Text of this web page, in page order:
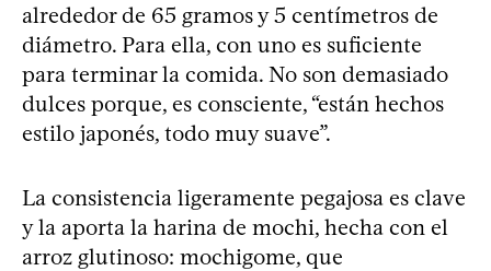
alrededor de 65 gramos y 5 centímetros de
diámetro. Para ella, con uno es suficiente
para terminar la comida. No son demasiado
dulces porque, es consciente, “están hechos
estilo japonés, todo muy suave”.
La consistencia ligeramente pegajosa es clave
y la aporta la harina de mochi, hecha con el
arroz glutinoso: mochigome, que